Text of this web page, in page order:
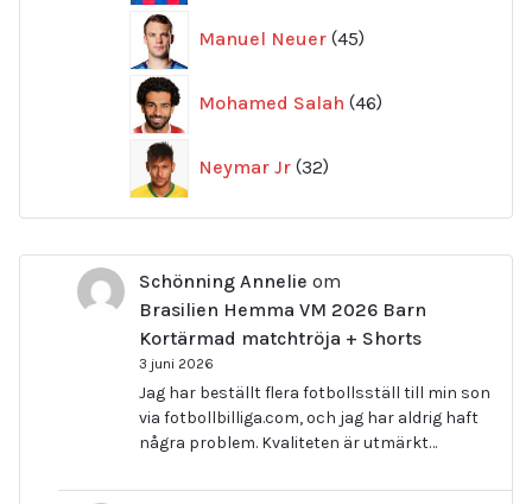
Manuel Neuer 45
produkter
Mohamed Salah 46
produkter
Neymar Jr 32
produkter
Schönning Annelie om
Brasilien Hemma VM 2026 Barn
Kortärmad matchtröja + Shorts
3 juni 2026
Jag har beställt flera fotbollsställ till min son
via fotbollbilliga.com, och jag har aldrig haft
några problem. Kvaliteten är utmärkt…